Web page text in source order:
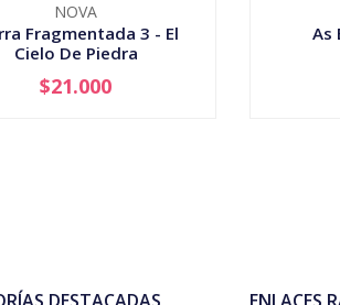
NOVA
Fragmentada 3 - El
Cielo De Piedra
+
$21.000
As